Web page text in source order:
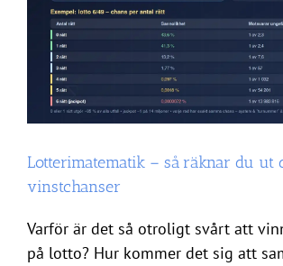
Lotterimatematik – så räknar du ut
vinstchanser
Varför är det så otroligt svårt att
på lotto? Hur kommer det sig att